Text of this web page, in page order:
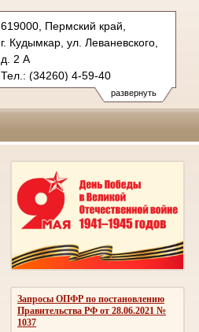
развернуть
619000, Пермский край,
г. Кудымкар, ул. Леваневского,
д. 2 А
Тел.: (34260) 4-59-40
kudymkarsky.kpo@sudrf.ru
Запросы ОПФР по постановлению
Правительства РФ от 28.06.2021 №
1037